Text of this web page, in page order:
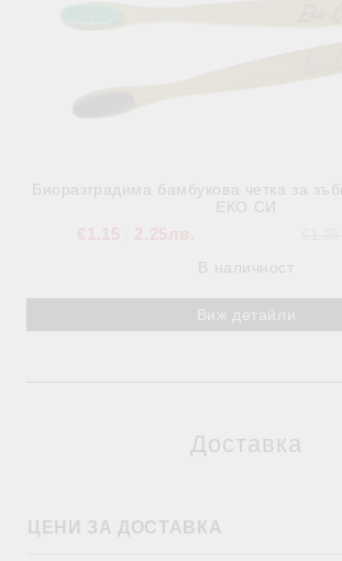
Биоразградима бамбукова четка за
ЕКО СИ
В наличност
Виж детайли
Доставка
ЦЕНИ ЗА ДОСТАВКА